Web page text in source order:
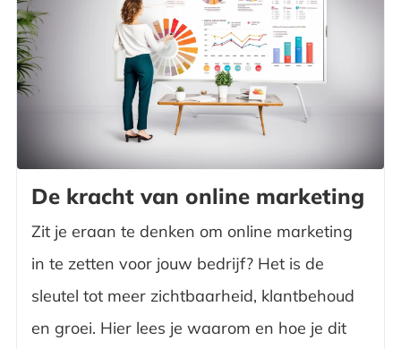
De kracht van online marketing
Zit je eraan te denken om online marketing
in te zetten voor jouw bedrijf? Het is de
sleutel tot meer zichtbaarheid, klantbehoud
en groei. Hier lees je waarom en hoe je dit